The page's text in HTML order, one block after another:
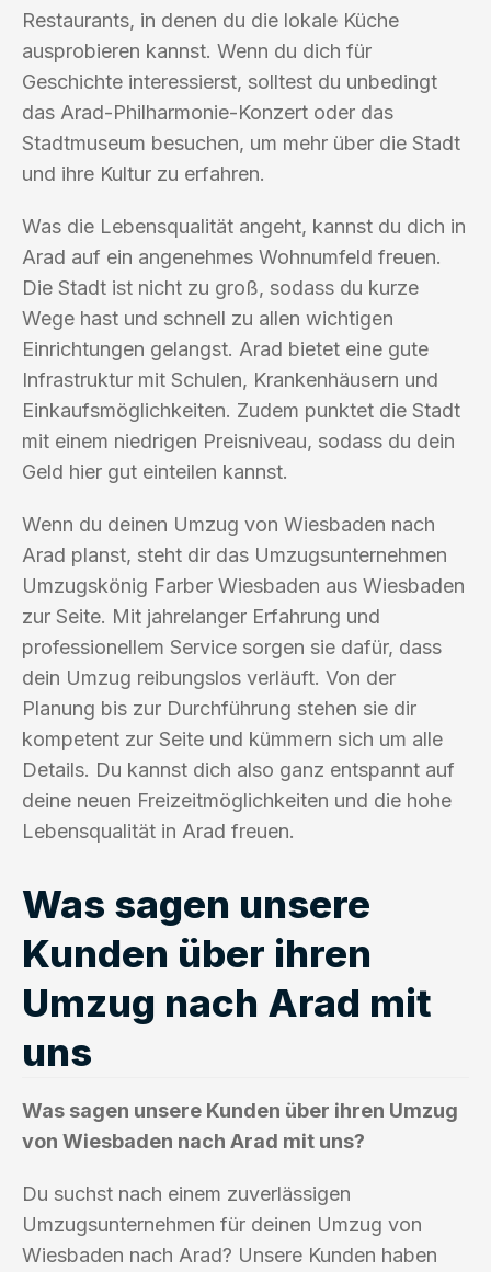
Restaurants, in denen du die lokale Küche
ausprobieren kannst. Wenn du dich für
Geschichte interessierst, solltest du unbedingt
das Arad-Philharmonie-Konzert oder das
Stadtmuseum besuchen, um mehr über die Stadt
und ihre Kultur zu erfahren.
Was die Lebensqualität angeht, kannst du dich in
Arad auf ein angenehmes Wohnumfeld freuen.
Die Stadt ist nicht zu groß, sodass du kurze
Wege hast und schnell zu allen wichtigen
Einrichtungen gelangst. Arad bietet eine gute
Infrastruktur mit Schulen, Krankenhäusern und
Einkaufsmöglichkeiten. Zudem punktet die Stadt
mit einem niedrigen Preisniveau, sodass du dein
Geld hier gut einteilen kannst.
Wenn du deinen Umzug von Wiesbaden nach
Arad planst, steht dir das Umzugsunternehmen
Umzugskönig Farber Wiesbaden aus Wiesbaden
zur Seite. Mit jahrelanger Erfahrung und
professionellem Service sorgen sie dafür, dass
dein Umzug reibungslos verläuft. Von der
Planung bis zur Durchführung stehen sie dir
kompetent zur Seite und kümmern sich um alle
Details. Du kannst dich also ganz entspannt auf
deine neuen Freizeitmöglichkeiten und die hohe
Lebensqualität in Arad freuen.
Was sagen unsere
Kunden über ihren
Umzug nach Arad mit
uns
Was sagen unsere Kunden über ihren Umzug
von Wiesbaden nach Arad mit uns?
Du suchst nach einem zuverlässigen
Umzugsunternehmen für deinen Umzug von
Wiesbaden nach Arad? Unsere Kunden haben